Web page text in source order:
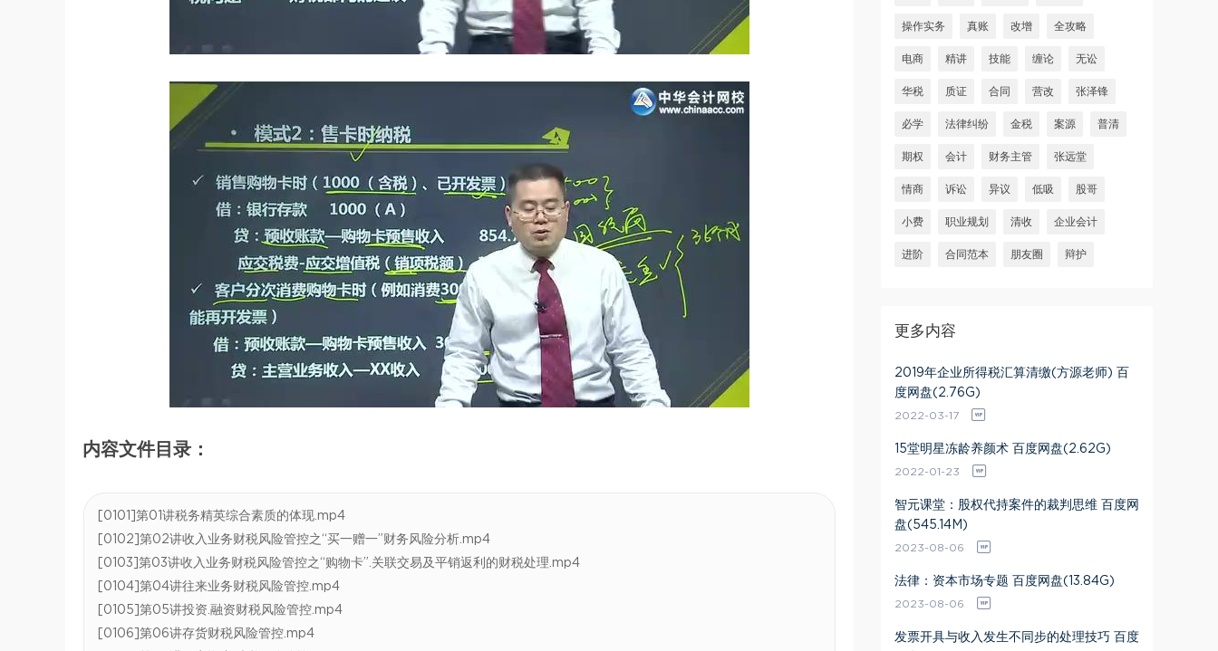
内容文件目录：
[0101]第01讲税务精英综合素质的体现.mp4
[0102]第02讲收入业务财税风险管控之“买一赠一”财务风险分析.mp4
[0103]第03讲收入业务财税风险管控之“购物卡”.关联交易及平销返利的财税处理.mp4
[0104]第04讲往来业务财税风险管控.mp4
[0105]第05讲投资.融资财税风险管控.mp4
[0106]第06讲存货财税风险管控.mp4
操作实务 真账 改增 全攻略
电商 精讲 技能 缠论 无讼
华税 质证 合同 营改 张泽锋
必学 法律纠纷 金税 案源 普清
期权 会计 财务主管 张远堂
情商 诉讼 异议 低吸 股哥
小费 职业规划 清收 企业会计
进阶 合同范本 朋友圈 辩护
更多内容
2019年企业所得税汇算清缴(方源老师) 百
度网盘(2.76G)
2022-03-17
15堂明星冻龄养颜术 百度网盘(2.62G)
2022-01-23
智元课堂：股权代持案件的裁判思维 百度网
盘(545.14M)
2023-08-06
法律：资本市场专题 百度网盘(13.84G)
2023-08-06
发票开具与收入发生不同步的处理技巧 百度